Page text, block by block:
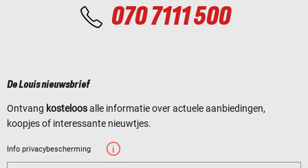
070 7111 500
De Louis nieuwsbrief
Ontvang kosteloosalle informatie over actuele aanbiedingen,
koopjes of interessante nieuwtjes.
Info privacybescherming